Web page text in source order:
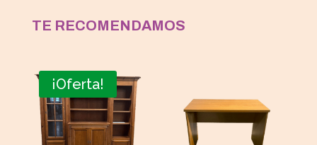
TE RECOMENDAMOS
¡Oferta!